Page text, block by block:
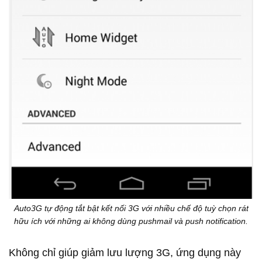
Auto3G tự động tắt bật kết nối 3G với nhiều chế độ tuỳ chọn rát
hữu ích với những ai không dùng pushmail và push notification.
Không chỉ giúp giảm lưu lượng 3G, ứng dụng này